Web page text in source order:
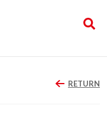
RETURN